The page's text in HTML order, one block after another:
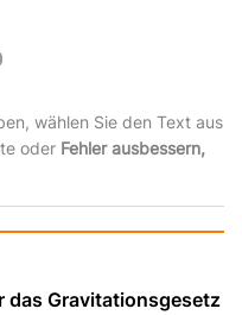
wählen Sie den Text aus
oder Fehler ausbessern,
das Gravitationsgesetz